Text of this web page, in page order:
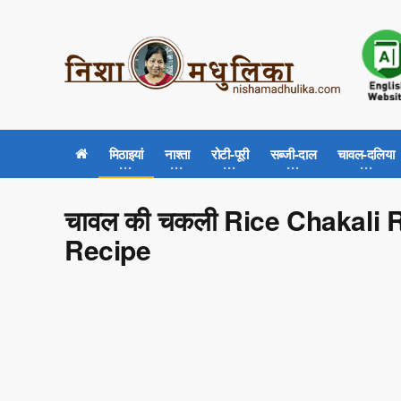
मिठाइयां नाश्ता रोटी-पूरी सब्जी-दाल चावल-दलिया
चावल की चकली Rice Chakali
Recipe